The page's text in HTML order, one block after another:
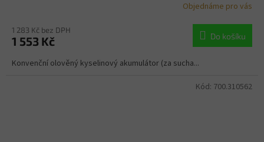
Objednáme pro vás
1 283 Kč bez DPH
1 553 Kč Do košíku
Konvenční olověný kyselinový akumulátor (za sucha...
Kód: 700.310562